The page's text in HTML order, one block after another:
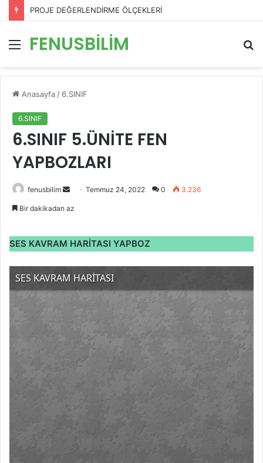
PROJE DEĞERLENDİRME ÖLÇEKLERİ
Menü
FENUSBİLİM
...
Anasayfa / 6.SINIF
6.SINIF
6.SINIF 5.ÜNİTE FEN
YAPBOZLARI
fenusbilim
Bir
Temmuz 24, 2022 0 3.236
Bir dakikadan az
SES KAVRAM HARİTASI YAPBOZ